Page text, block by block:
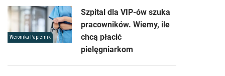
Weronika Papiernik
Szpital dla VIP-ów szuka
pracowników. Wiemy, ile
chcą płacić
pielęgniarkom